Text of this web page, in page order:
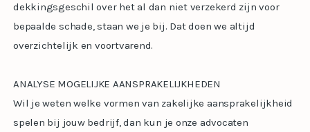
dekkingsgeschil over het al dan niet verzekerd zijn voor
bepaalde schade, staan we je bij. Dat doen we altijd
overzichtelijk en voortvarend.
ANALYSE MOGELIJKE AANSPRAKELIJKHEDEN
Wil je weten welke vormen van zakelijke aansprakelijkheid
spelen bij jouw bedrijf, dan kun je onze advocaten